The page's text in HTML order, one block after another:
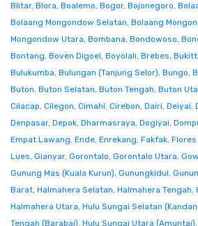
Blitar, Blora, Boalemo, Bogor, Bojonegoro,
Bolaang Mongondow Selatan, Bolaang
Mongondow Utara, Bombana, Bondowoso,
Bontang, Boven Digoel, Boyolali, Brebes,
Bulukumba, Bulungan (Tanjung Selor), Bungo,
Buton, Buton Selatan, Buton Tengah, Buton
Cilacap, Cilegon, Cimahi, Cirebon, Dairi, Deiyai,
Denpasar, Depok, Dharmasraya, Dogiyai,
Empat Lawang, Ende, Enrekang, Fakfak, Flores
Lues, Gianyar, Gorontalo, Gorontalo Utara,
Gunung Mas (Kuala Kurun), Gunungkidul,
Barat, Halmahera Selatan, Halmahera Tengah,
Halmahera Utara, Hulu Sungai Selatan
Tengah (Barabai), Hulu Sungai Utara (Amuntai),